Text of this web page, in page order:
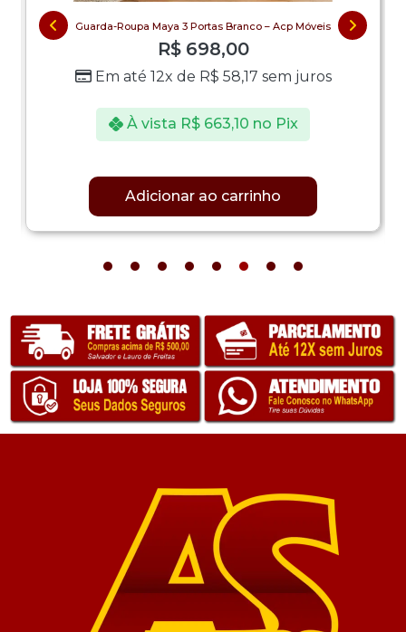
Guarda-Roupa Maya 3 Portas Branco – Acp Móveis
R$698,00
Em até 12x de R$ 58,17 sem juros
À vista R$663,10 no Pix
Adicionar ao carrinho